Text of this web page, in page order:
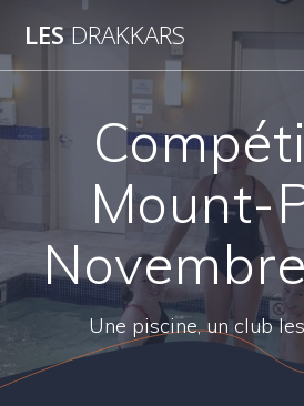
LES DRAKKARS
Mount-
Une piscine, un club